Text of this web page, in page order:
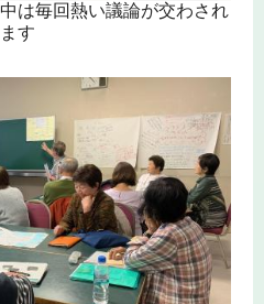
は毎回熱い議論が交わされ
ます